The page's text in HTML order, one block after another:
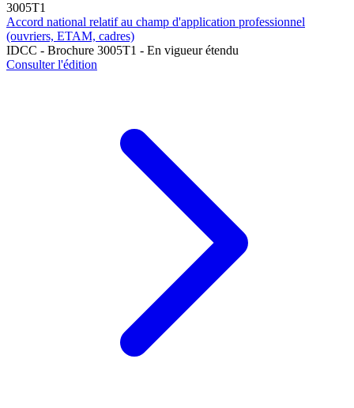
3005T1
Accord national relatif au champ d'application professionnel
(ouvriers, ETAM, cadres)
IDCC - Brochure 3005T1 - En vigueur étendu
Consulter l'édition